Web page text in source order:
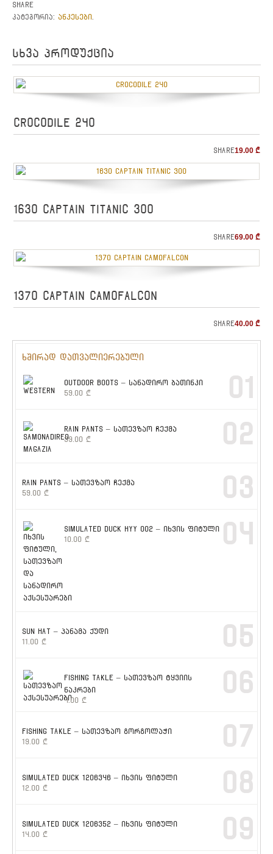
Share
კატეგორია: ანკესები
სხვა პროდუქცია
CROCODILE 240
19.00 ₾
Share
1630 CAPTAIN TITANIC 300
69.00 ₾
Share
1370 CAPTAIN CAMOFALCON
40.00 ₾
Share
ხშირად დათვალიერებული
OUTDOOR BOOTS – სანადირო ბათინკი
59.00 ₾ 01
RAIN PANTS – სათევზაო ჩექმა
39.00 ₾ 02
RAIN PANTS – სათევზაო ჩექმა
59.00 ₾ 03
SIMULATED DUCK HYY 002 – იხვის ფიტული
10.00 ₾ 04
SUN HAT – პანამა ქუდი
11.00 ₾ 05
FISHING TAKLE – სათევზაო ტყვიის
ნაკრები
4.00 ₾
06
FISHING TAKLE – სათევზაო გორგოლაჭი
19.00 ₾ 07
SIMULATED DUCK 1206346 – იხვის ფიტული
12.00 ₾ 08
SIMULATED DUCK 1206352 – იხვის ფიტული
14.00 ₾ 09